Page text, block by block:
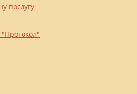
послугу
"Протокол"